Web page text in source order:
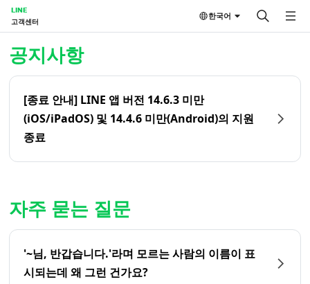
LINE
고객센터
한국어
공지사항
[종료 안내] LINE 앱 버전 14.6.3 미만
(iOS/iPadOS) 및 14.4.6 미만(Android)의 지원
종료
자주 묻는 질문
'~님, 반갑습니다.'라며 모르는 사람의 이름이 표
시되는데 왜 그런 건가요?